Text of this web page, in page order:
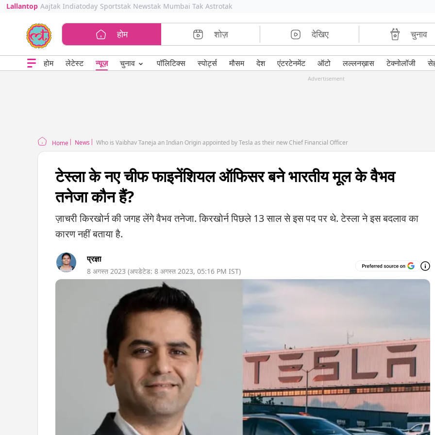
Lallantop Aajtak Indiatoday Sportstak Newstak Mumbai Tak Astrotak
होम शोज़ देखिए चुनाव
होम लेटेस्ट न्यूज़ चुनाव ⌄ पॉलिटिक्स स्पोर्ट्स मौसम देश एंटरटेनमेंट ऑटो लल्लनख़ास टेक्नोलॉजी
Advertisement
Home News Who is Vaibhav Taneja an Indian Origin appointed by Tesla as their new Chief Financial Officer
टेस्ला के नए चीफ फाइनेंशियल ऑफिसर बने भारतीय मूल के वैभव
तनेजा कौन हैं?
ज़ाचरी किरखोर्न की जगह लेंगे वैभव तनेजा. किरखोर्न पिछले 13 साल से इस पद पर थे. टेस्ला ने इस बदलाव का
कारण नहीं बताया है.
प्रज्ञा
8 अगस्त 2023 (अपडेटेड: 8 अगस्त 2023, 05:16 PM IST)